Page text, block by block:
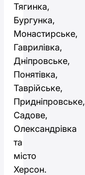
Тягинка,
Бургунка,
Монастирське,
Гаврилівка,
Дніпровське,
Понятівка,
Таврійське,
Придніпровське,
Садове,
Олександрівка
та
місто
Херсон.